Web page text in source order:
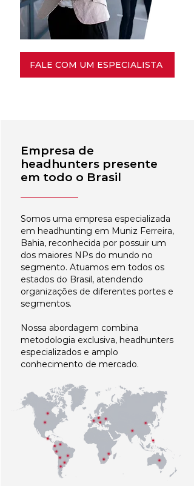
FALE COM UM ESPECIALISTA
Empresa de
headhunters presente
em todo o Brasil
Somos uma empresa especializada
em headhunting em Muniz Ferreira,
Bahia, reconhecida por possuir um
dos maiores NPs do mundo no
segmento. Atuamos em todos os
estados do Brasil, atendendo
organizações de diferentes portes e
segmentos.
Nossa abordagem combina
metodologia exclusiva, headhunters
especializados e amplo
conhecimento de mercado.